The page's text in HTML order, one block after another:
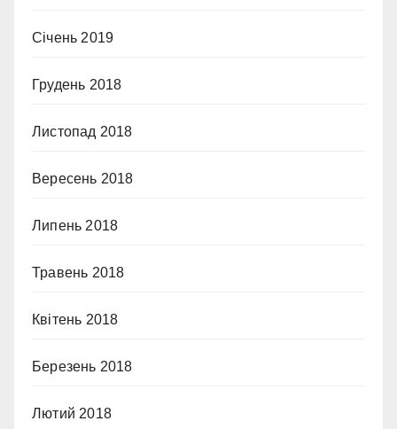
Січень 2019
Грудень 2018
Листопад 2018
Вересень 2018
Липень 2018
Травень 2018
Квітень 2018
Березень 2018
Лютий 2018